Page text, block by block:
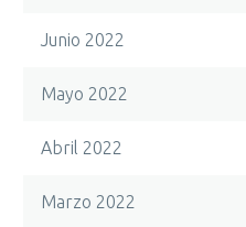
Junio 2022
Mayo 2022
Abril 2022
Marzo 2022